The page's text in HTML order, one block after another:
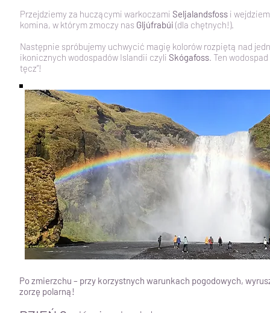
Przejdziemy za huczącymi warkoczami Seljalandsfoss i
komina, w którym zmoczy nas Gljúfrabúi (dla chętnych!).
Następnie spróbujemy uchwycić magię kolorów rozpiętą nad
ikonicznych wodospadów Islandii czyli Skógafoss. Ten
tęcz”!
Po zmierzchu – przy korzystnych warunkach pogodowych,
zorzę polarną!